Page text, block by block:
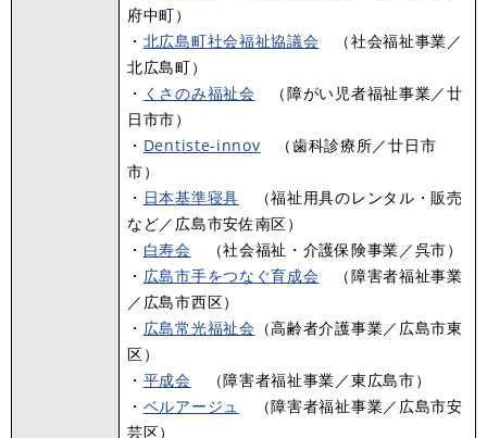
府中町）
・ 北広島町社会福祉協議会 （社会福祉事業／
北広島町）
・ くさのみ福祉会 （障がい児者福祉事業／廿
日市市）
・ Dentiste‐innov （歯科診療所／廿日市
市）
・ 日本基準寝具 （福祉用具のレンタル・販売
など／広島市安佐南区）
・ 白寿会 （社会福祉・介護保険事業／呉市）
・ 広島市手をつなぐ育成会 （障害者福祉事業
／広島市西区）
・ 広島常光福祉会 （高齢者介護事業／広島市東
区）
・ 平成会 （障害者福祉事業／東広島市）
・ ベルアージュ
（障害者福祉事業／広島市安
芸区）